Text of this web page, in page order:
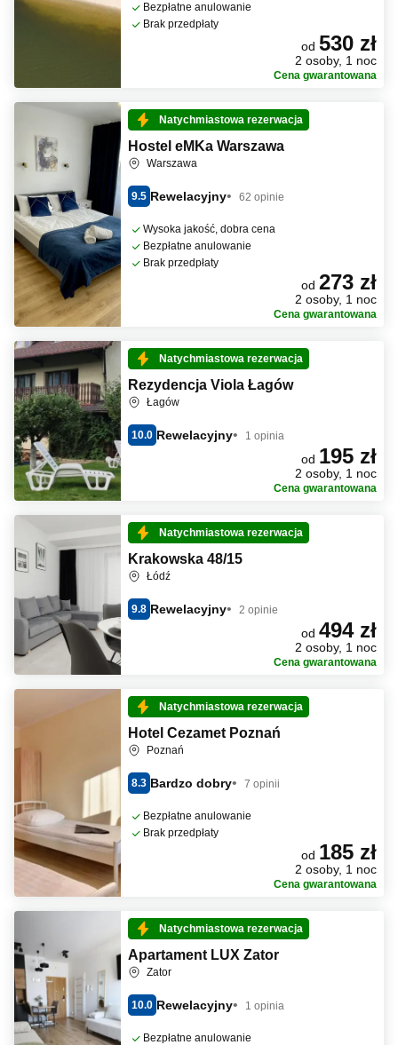
Bezpłatne anulowanie
Brak przedpłaty
od 530 zł
2 osoby, 1 noc
Cena gwarantowana
Natychmiastowa rezerwacja
Hostel eMKa Warszawa
Warszawa
9.5 Rewelacyjny 62 opinie
Wysoka jakość, dobra cena
Bezpłatne anulowanie
Brak przedpłaty
od 273 zł
2 osoby, 1 noc
Cena gwarantowana
Natychmiastowa rezerwacja
Rezydencja Viola Łagów
Łagów
10.0 Rewelacyjny 1 opinia
od 195 zł
2 osoby, 1 noc
Cena gwarantowana
Natychmiastowa rezerwacja
Krakowska 48/15
Łódź
9.8 Rewelacyjny 2 opinie
od 494 zł
2 osoby, 1 noc
Cena gwarantowana
Natychmiastowa rezerwacja
Hotel Cezamet Poznań
Poznań
8.3 Bardzo dobry 7 opinii
Bezpłatne anulowanie
Brak przedpłaty
od 185 zł
2 osoby, 1 noc
Cena gwarantowana
Natychmiastowa rezerwacja
Apartament LUX Zator
Zator
10.0 Rewelacyjny 1 opinia
Bezpłatne anulowanie